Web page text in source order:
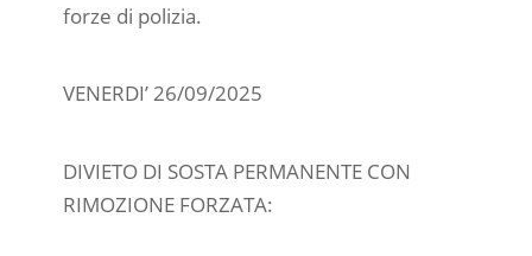
forze di polizia.
VENERDI’ 26/09/2025
DIVIETO DI SOSTA PERMANENTE CON
RIMOZIONE FORZATA: